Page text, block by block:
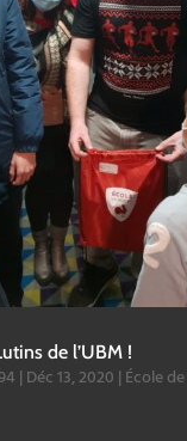
de l’UBM !
| Déc 13, 2020 | École